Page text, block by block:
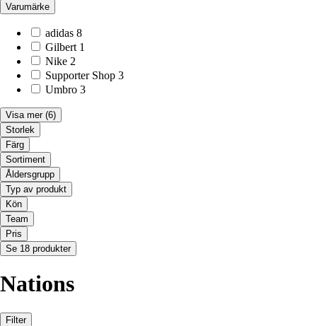
Varumärke
adidas 8
Gilbert 1
Nike 2
Supporter Shop 3
Umbro 3
Visa mer (6)
Storlek
Färg
Sortiment
Åldersgrupp
Typ av produkt
Kön
Team
Pris
Se 18 produkter
Nations
Filter